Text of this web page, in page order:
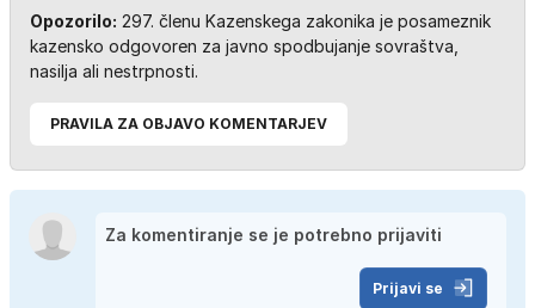
Opozorilo: 297. členu Kazenskega zakonika je posameznik
kazensko odgovoren za javno spodbujanje sovraštva,
nasilja ali nestrpnosti.
PRAVILA ZA OBJAVO KOMENTARJEV
Prijavi se